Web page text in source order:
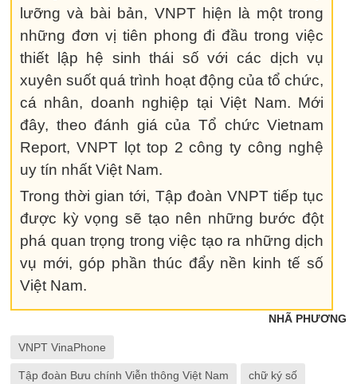
lưỡng và bài bản, VNPT hiện là một trong
những đơn vị tiên phong đi đầu trong việc
thiết lập hệ sinh thái số với các dịch vụ
xuyên suốt quá trình hoạt động của tổ chức,
cá nhân, doanh nghiệp tại Việt Nam. Mới
đây, theo đánh giá của Tổ chức Vietnam
Report, VNPT lọt top 2 công ty công nghệ
uy tín nhất Việt Nam.
Trong thời gian tới, Tập đoàn VNPT tiếp tục
được kỳ vọng sẽ tạo nên những bước đột
phá quan trọng trong việc tạo ra những dịch
vụ mới, góp phần thúc đẩy nền kinh tế số
Việt Nam.
NHÃ PHƯƠNG
VNPT VinaPhone
Tập đoàn Bưu chính Viễn thông Việt Nam chữ ký số